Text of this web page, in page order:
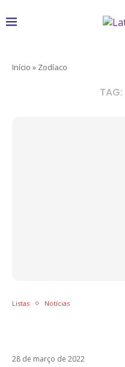
Início » Zodíaco
TAG:
Listas Notícias
28 de março de 2022